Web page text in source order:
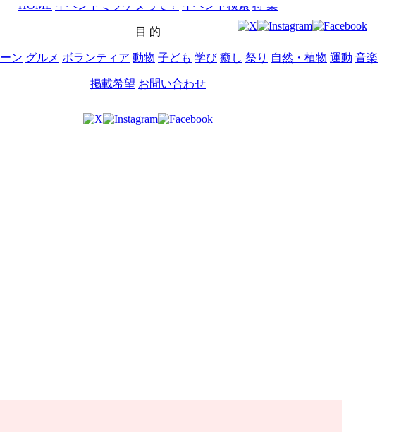
HOME イベントミツケタって？ イベント検索 特 集
目 的
ン グルメ ボランティア 動物 子ども 学び 癒し 祭り 自然・植物 運動 音楽
掲載希望 お問い合わせ